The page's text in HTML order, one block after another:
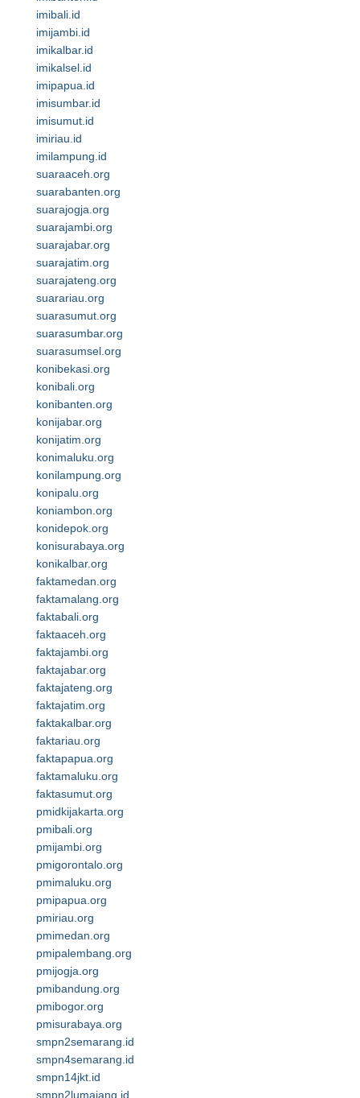
imibali.id
imijambi.id
imikalbar.id
imikalsel.id
imipapua.id
imisumbar.id
imisumut.id
imiriau.id
imilampung.id
suaraaceh.org
suarabanten.org
suarajogja.org
suarajambi.org
suarajabar.org
suarajatim.org
suarajateng.org
suarariau.org
suarasumut.org
suarasumbar.org
suarasumsel.org
konibekasi.org
konibali.org
konibanten.org
konijabar.org
konijatim.org
konimaluku.org
konilampung.org
konipalu.org
koniambon.org
konidepok.org
konisurabaya.org
konikalbar.org
faktamedan.org
faktamalang.org
faktabali.org
faktaaceh.org
faktajambi.org
faktajabar.org
faktajateng.org
faktajatim.org
faktakalbar.org
faktariau.org
faktapapua.org
faktamaluku.org
faktasumut.org
pmidkijakarta.org
pmibali.org
pmijambi.org
pmigorontalo.org
pmimaluku.org
pmipapua.org
pmiriau.org
pmimedan.org
pmipalembang.org
pmijogja.org
pmibandung.org
pmibogor.org
pmisurabaya.org
smpn2semarang.id
smpn4semarang.id
smpn14jkt.id
smpn2lumajang.id